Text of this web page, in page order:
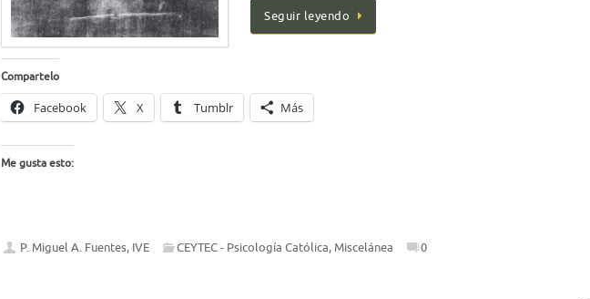
Seguir leyendo
Compartelo
Facebook X Tumblr Más
Me gusta esto:
P. Miguel A. Fuentes, IVE CEYTEC - Psicología Católica, Miscelánea 0